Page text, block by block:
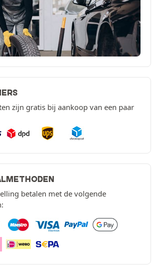
zijn gratis bij aankoop van een paar
betalen met de volgende